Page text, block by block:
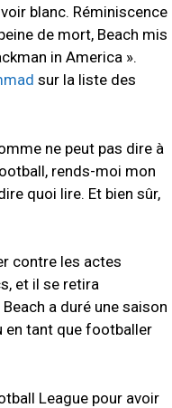
blanc. Réminiscence
de mort, Beach mis
in America ».
sur la liste des
ne peut pas dire à
rends-moi mon
quoi lire. Et bien sûr,
contre les actes
et il se retira
a duré une saison
en tant que footballer
League pour avoir